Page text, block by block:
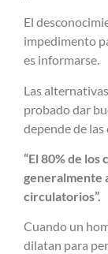
El
impedimento
es informarse.
Las
probado dar
depende de las
“El 80% de los
generalmente
circulatorios”.
Cuando un
dilatan para